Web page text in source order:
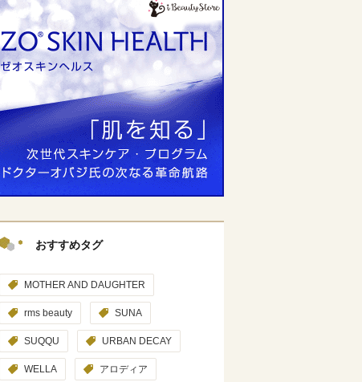
おすすめタグ
MOTHER AND DAUGHTER
rms beauty SUNA
SUQQU URBAN DECAY
WELLA アロディア